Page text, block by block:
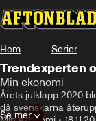
Hem Serier
Trendexperten
Min ekonomi
Årets julklapp 2020
då svenskarna
Se mer